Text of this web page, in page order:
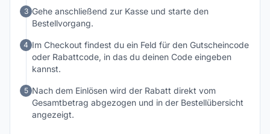
3 Gehe anschließend zur Kasse und starte den
Bestellvorgang.
4 Im Checkout findest du ein Feld für den Gutscheincode
oder Rabattcode, in das du deinen Code eingeben
kannst.
5 Nach dem Einlösen wird der Rabatt direkt vom
Gesamtbetrag abgezogen und in der Bestellübersicht
angezeigt.